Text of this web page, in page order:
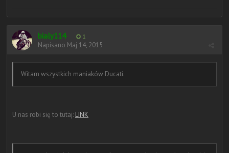
bialy114 1
Napisano Maj 14, 2015
Witam wszystkich maniaków Ducati.
U nas robi się to tutaj: LINK